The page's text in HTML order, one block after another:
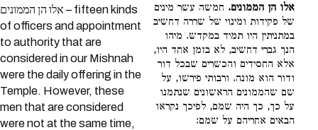
אלו הן הממונים – fifteen kinds
of officers and appointment
to authority that are
considered in our Mishnah
were the daily offering in the
Temple. However, these
men that are considered
were not at the same time,
אלו הן הממונים. חמשה עשר מינים
של פקידות ומינוי של שררה דחשיב
במתניתין היו תמיד במקדש. מיהו
הנך גברי דחשיב, לא בזמן אחד היו,
אלא החסידים והכשרים שבכל דור
ודור הוא מונה. ורבותי פירשו, על
שם שהממונים הראשונים שנתמנו
על כך, כך היה שמם, לפיכך נקראו
הבאים אחריהם על שמם: